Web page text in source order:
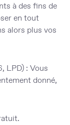
à des fins de
en tout
alors plus vos
LPD) : Vous
donné,